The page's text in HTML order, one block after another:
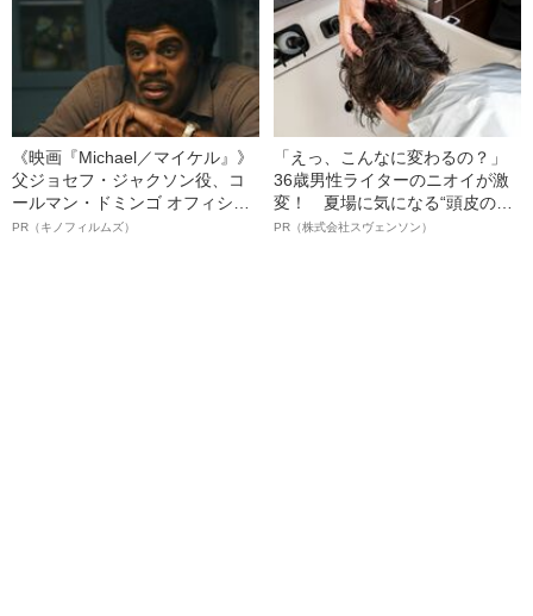
《映画『Michael／マイケル』》
父ジョセフ・ジャクソン役、コ
ールマン・ドミンゴ オフィシャ
ルインタビュー“観客を魅了した
PR（キノフィルムズ）
「えっ、こんなに変わるの？」
36歳男性ライターのニオイが激
変！ 夏場に気になる“頭皮のニ
オイ”や“ベタつき”を解消す
PR（株式会社スヴェンソン）